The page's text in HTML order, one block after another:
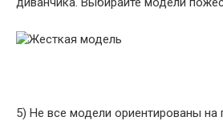
5) Не все модели ориентированы на